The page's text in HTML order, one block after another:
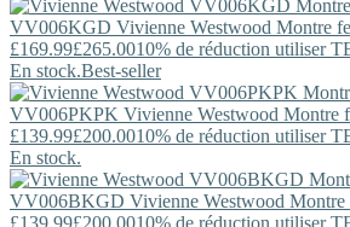
VV006KGD Vivienne Westwood Montre
£169.99£265.0010% de réduction utiliser
En stock.Best-seller
VV006PKPK Vivienne Westwood Montre
£139.99£200.0010% de réduction utiliser
En stock.
VV006BKGD Vivienne Westwood Montre
£139.99£200.0010% de réduction utiliser